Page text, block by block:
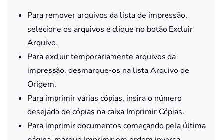
Para remover arquivos da lista de impressão,
selecione os arquivos e clique no botão Excluir
Arquivo.
Para excluir temporariamente arquivos da
impressão, desmarque-os na lista Arquivo de
Origem.
Para imprimir várias cópias, insira o número
desejado de cópias na caixa Imprimir Cópias.
Para imprimir documentos começando pela última